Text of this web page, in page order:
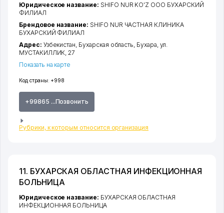
Код страны: +998
+99865 ...Позвонить
Рубрики, к которым относится организация
Юридическое название: SHIFO NUR KO'Z ООО БУХАРСКИЙ
ФИЛИАЛ
Брендовое название: SHIFO NUR ЧАСТНАЯ КЛИНИКА
БУХАРСКИЙ ФИЛИАЛ
Адрес: Узбекистан, Бухарская область Бухара ул.
МУСТАКИЛЛИК , 27
Показать на карте
11. БУХАРСКАЯ ОБЛАСТНАЯ ИНФЕКЦИОННАЯ
БОЛЬНИЦА
Юридическое название: БУХАРСКАЯ ОБЛАСТНАЯ
ИНФЕКЦИОННАЯ БОЛЬНИЦА